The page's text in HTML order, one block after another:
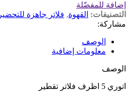
إضافة للمفضّلة
التصنيفات: القهوة, فلاتر جاهزة للتحضير
مشاركة:
الوصف
معلومات إضافية
الوصف
اتوري 5 اظرف فلاتر تقطير